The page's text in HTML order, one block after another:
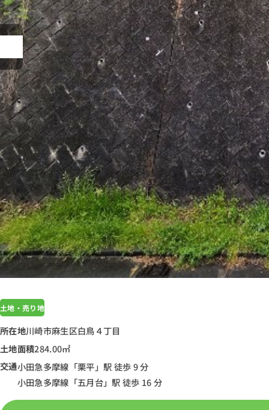
土地・売り地
所在地川崎市麻生区白鳥４丁目
土地面積284.00㎡
交通小田急多摩線「栗平」駅 徒歩 9 分
小田急多摩線「五月台」駅 徒歩 16 分